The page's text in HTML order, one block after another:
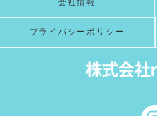
プライバシーポリシー